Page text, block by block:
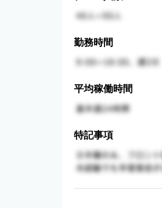
勤務時間
平均稼働時間
特記事項